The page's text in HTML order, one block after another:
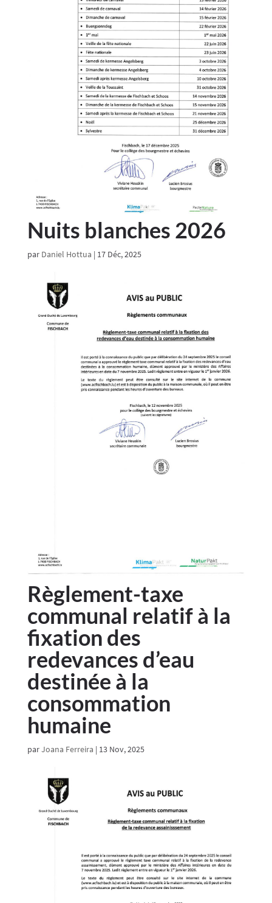
Nuits blanches 2026
par Daniel Hottua | 17 Déc, 2025
Règlement-taxe
communal relatif à la
fixation des
redevances d’eau
destinée à la
consommation
humaine
parJoana Ferreira | 13 Nov, 2025